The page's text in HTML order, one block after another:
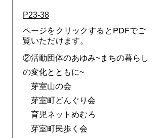
P23-38
ページをクリックするとPDFでご
覧いただけます。
②活動団体のあゆみ~まちの暮らし
の変化とともに~
芽室山の会
芽室町どんぐり会
育児ネットめむろ
芽室町民歩く会